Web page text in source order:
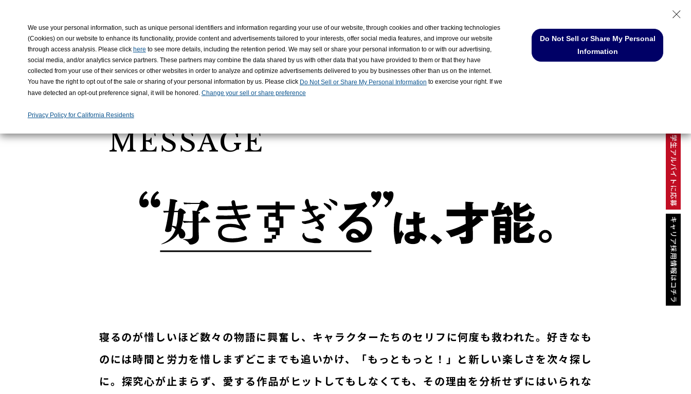
KADOKAWA RECRUITING
RECRUITING
MESSAGE
寝るのが惜しいほど数々の物語に興奮し、キャラクターたちのセリフに何度も救われた。好きなも
のには時間と労力を惜しまずどこまでも追いかけ、「もっともっと！」と新しい楽しさを次々探し
に。探究心が止まらず、愛する作品がヒットしてもしなくても、その理由を分析せずにはいられな
学生アルバイトに応募
キャリア採用情報はコチラ
We use your personal information, such as unique personal identifiers and information regarding your use of our website, through cookies and other tracking technologies
(Cookies) on our website to enhance its functionality, provide content and advertisements tailored to your interests, offer social media features, and improve our website
through access analysis. Please click here to see more details, including the retention period. We may sell or share your personal information to or with our advertising,
social media, and/or analytics service partners. These partners may combine the data shared by us with other data that you have provided to them or that they have
collected from your use of their services or other websites in order to analyze and optimize advertisements delivered to you by businesses other than us on the internet.
You have the right to opt out of the sale or sharing of your personal information by us. Please click Do Not Sell or Share My Personal Information to exercise your right. If we
have detected an opt-out preference signal, it will be honored. Change your sell or share preference
Privacy Policy for California Residents
Do Not Sell or Share My Personal
Information